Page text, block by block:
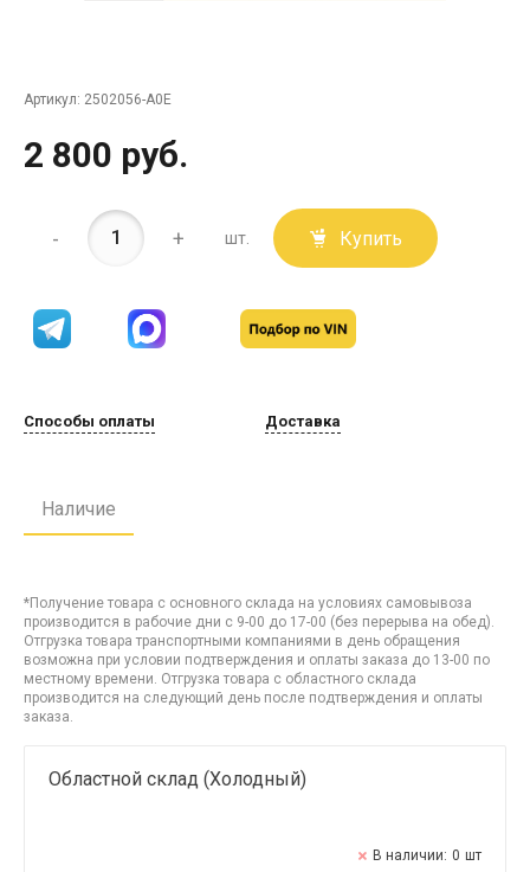
Артикул: 2502056-A0E
2 800 руб.
- + шт. Купить
Способы оплаты Доставка
Наличие
*Получение товара с основного склада на условиях самовывоза
производится в рабочие дни с 9-00 до 17-00 (без перерыва на обед).
Отгрузка товара транспортными компаниями в день обращения
возможна при условии подтверждения и оплаты заказа до 13-00 по
местному времени. Отгрузка товара с областного склада
производится на следующий день после подтверждения и оплаты
заказа.
Областной склад (Холодный)
В наличии: 0 шт